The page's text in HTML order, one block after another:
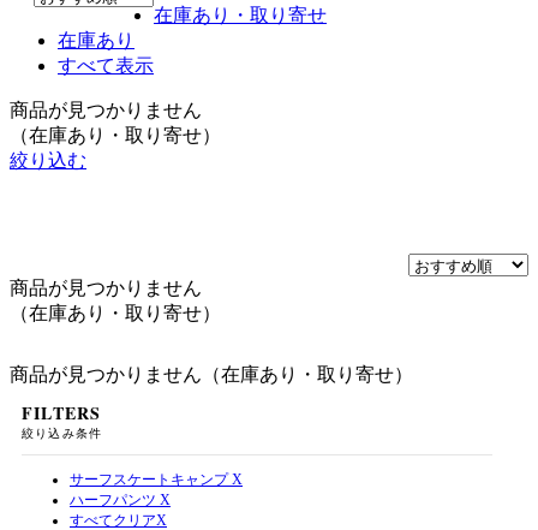
在庫あり・取り寄せ
在庫あり
すべて表示
商品が見つかりません
（在庫あり・取り寄せ）
絞り込む
商品が見つかりません
（在庫あり・取り寄せ）
商品が見つかりません（在庫あり・取り寄せ）
FILTERS
絞り込み条件
サーフスケートキャンプ X
ハーフパンツ X
すべてクリアX